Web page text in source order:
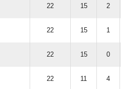
22 15 2
22 15 1
22 15 0
22 11 4